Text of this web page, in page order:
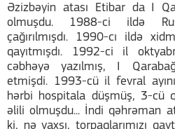
Əzizbəyin atası Etibar da I
olmuşdu. 1988-ci ildə
çağırılmışdı. 1990-cı ildə
qayıtmışdı. 1992-ci il
cəbhəyə yazılmış, I
etmişdi. 1993-cü il fevral
hərbi hospitala düşmüş, 3-cü
əlili olmuşdu... İndi qəhrəman
ki, nə yaxşı, torpaqlarımızı